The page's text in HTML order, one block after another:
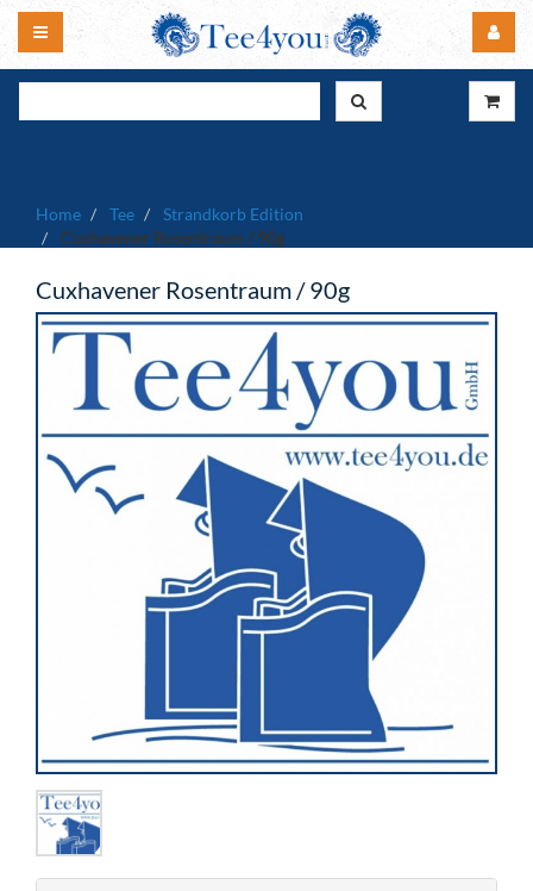
Home Tee
Strandkorb Edition
Cuxhavener Rosentraum / 90g
Cuxhavener Rosentraum / 90g